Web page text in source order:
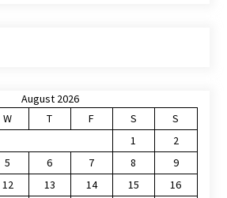
August 2026
W T F S
S
1
2
5 6 7 8
9
12 13 14 15
16